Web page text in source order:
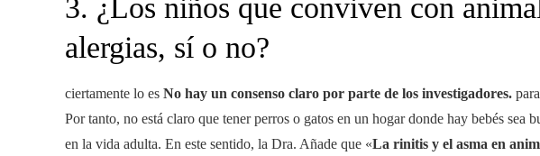
3. ¿Los niños que conviven con
alergias, sí o no?
ciertamente lo es No hay un consenso claro por parte de los investigadores.
Por tanto, no está claro que tener perros o gatos en un hogar donde hay bebés sea
en la vida adulta. En este sentido, la Dra. Añade que «La rinitis y el asma en